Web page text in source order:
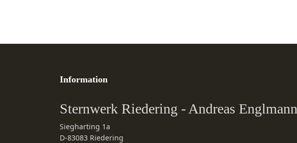
Information
Sternwerk Riedering - Andreas Englmann
Siegharting 1a
D-83083 Riedering